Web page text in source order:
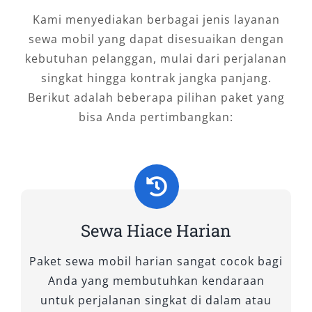
Sewakan di Salsa Wisata
Bagi Anda yang sedang merencanakan
perjalanan bersama rombongan di Manado
dan sekitarnya, kenyamanan dan kapasitas
kendaraan tentu menjadi pertimbangan utama.
sewa mobil Hiace Manado dengan berbagai
tipe pilihan, agar kebutuhan transportasi Anda
terpenuhi secara optimal. Mulai dari urusan
dinas, wisata keluarga, hingga antar jemput
armada rental Hiace Manado terbaik yang siap
digunakan kapan saja, baik harian 24 jam,
bulanan, maupun ke luar kota. Berikut ini
Kami menyediakan berbagai jenis layanan
sewa mobil yang dapat disesuaikan dengan
kebutuhan pelanggan, mulai dari perjalanan
singkat hingga kontrak jangka panjang.
Berikut adalah beberapa pilihan paket yang
bisa Anda pertimbangkan:
Sewa Hiace Harian
Paket sewa mobil harian sangat cocok bagi
Anda yang membutuhkan kendaraan
untuk perjalanan singkat di dalam atau